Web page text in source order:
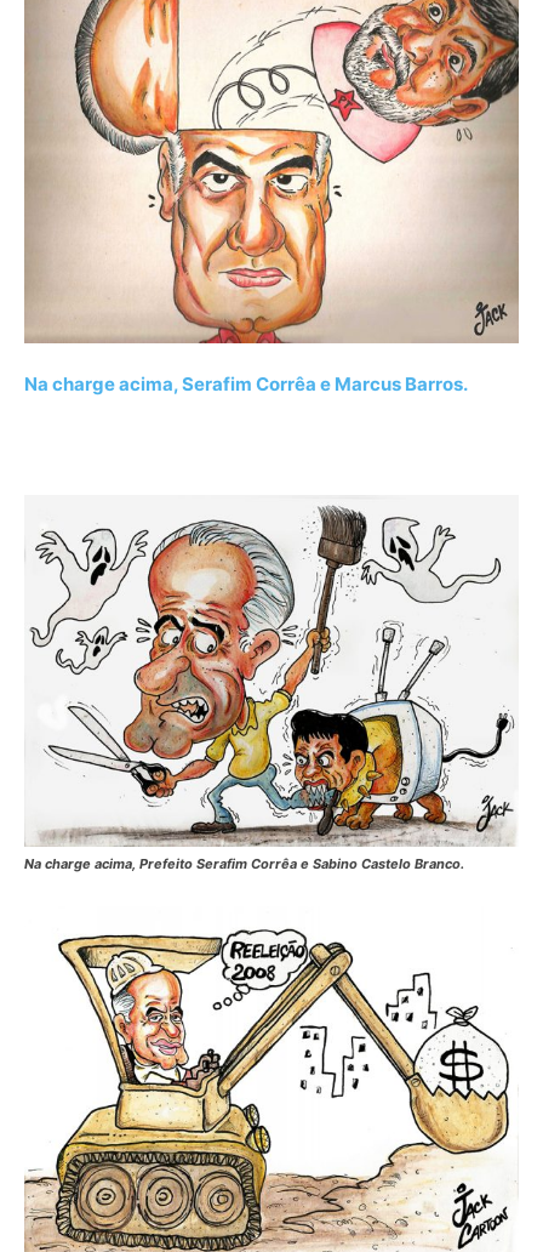
Na charge acima, Serafim Corrêa e Marcus Barros.
Na charge acima, Prefeito Serafim Corrêa e Sabino Castelo Branco.